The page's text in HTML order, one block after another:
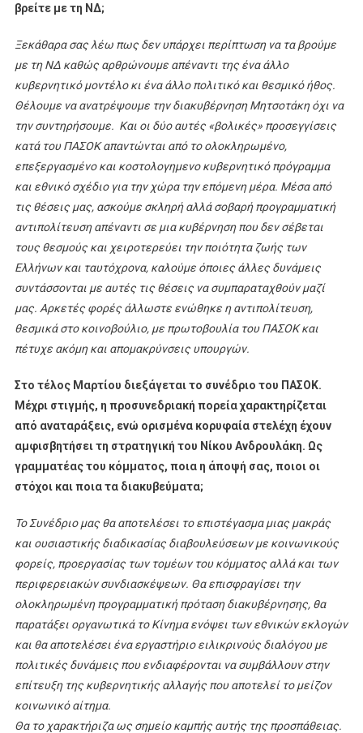
βρείτε με τη ΝΔ;
Ξεκάθαρα σας λέω πως δεν υπάρχει περίπτωση να τα βρούμε
με τη ΝΔ καθώς αρθρώνουμε απέναντι της ένα άλλο
κυβερνητικό μοντέλο κι ένα άλλο πολιτικό και θεσμικό ήθος.
Θέλουμε να ανατρέψουμε την διακυβέρνηση Μητσοτάκη όχι να
την συντηρήσουμε. Και οι δύο αυτές «βολικές» προσεγγίσεις
κατά του ΠΑΣΟΚ απαντώνται από το ολοκληρωμένο,
επεξεργασμένο και κοστολογημενο κυβερνητικό πρόγραμμα
και εθνικό σχέδιο για την χώρα την επόμενη μέρα. Μέσα από
τις θέσεις μας, ασκούμε σκληρή αλλά σοβαρή προγραμματική
αντιπολίτευση απέναντι σε μια κυβέρνηση που δεν σέβεται
τους θεσμούς και χειροτερεύει την ποιότητα ζωής των
Ελλήνων και ταυτόχρονα, καλούμε όποιες άλλες δυνάμεις
συντάσσονται με αυτές τις θέσεις να συμπαραταχθούν μαζί
μας. Αρκετές φορές άλλωστε ενώθηκε η αντιπολίτευση,
θεσμικά στο κοινοβούλιο, με πρωτοβουλία του ΠΑΣΟΚ και
πέτυχε ακόμη και απομακρύνσεις υπουργών.
Στο τέλος Μαρτίου διεξάγεται το συνέδριο του ΠΑΣΟΚ.
Μέχρι στιγμής, η προσυνεδριακή πορεία χαρακτηρίζεται
από αναταράξεις, ενώ ορισμένα κορυφαία στελέχη έχουν
αμφισβητήσει τη στρατηγική του Νίκου Ανδρουλάκη. Ως
γραμματέας του κόμματος, ποια η άποψή σας, ποιοι οι
στόχοι και ποια τα διακυβεύματα;
Το Συνέδριο μας θα αποτελέσει το επιστέγασμα μιας μακράς
και ουσιαστικής διαδικασίας διαβουλεύσεων με κοινωνικούς
φορείς, προεργασίας των τομέων του κόμματος αλλά και των
περιφερειακών συνδιασκέψεων. Θα επισφραγίσει την
ολοκληρωμένη προγραμματική πρόταση διακυβέρνησης, θα
παρατάξει οργανωτικά το Κίνημα ενόψει των εθνικών εκλογών
και θα αποτελέσει ένα εργαστήριο ειλικρινούς διαλόγου με
πολιτικές δυνάμεις που ενδιαφέρονται να συμβάλλουν στην
επίτευξη της κυβερνητικής αλλαγής που αποτελεί το μείζον
κοινωνικό αίτημα.
Θα το χαρακτήριζα ως σημείο καμπής αυτής της προσπάθειας.